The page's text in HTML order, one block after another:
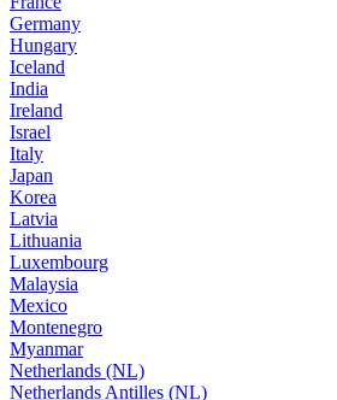
Germany
Hungary
Iceland
India
Ireland
Israel
Italy
Japan
Korea
Latvia
Lithuania
Luxembourg
Malaysia
Mexico
Montenegro
Myanmar
Netherlands (NL)
Netherlands Antilles (NL)